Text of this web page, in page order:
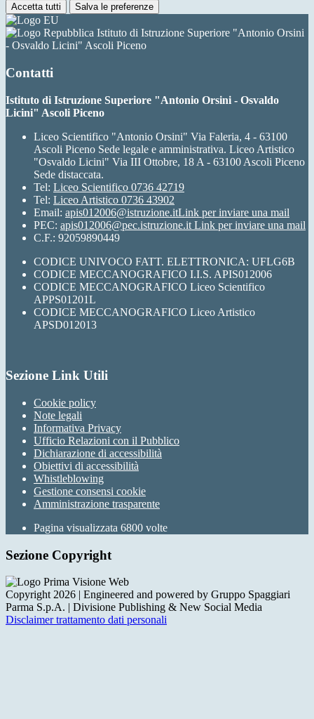
Accetta tutti Salva le preferenze
Istituto di Istruzione Superiore "Antonio Orsini
- Osvaldo Licini" Ascoli Piceno
Contatti
Istituto di Istruzione Superiore "Antonio Orsini - Osvaldo
Licini" Ascoli Piceno
Liceo Scientifico "Antonio Orsini" Via Faleria, 4 - 63100
Ascoli Piceno Sede legale e amministrativa. Liceo Artistico
"Osvaldo Licini" Via III Ottobre, 18 A - 63100 Ascoli Piceno
Sede distaccata.
Tel: Liceo Scientifico 0736 42719
Tel: Liceo Artistico 0736 43902
Email: apis012006@istruzione.itLink per inviare una mail
PEC: apis012006@pec.istruzione.it Link per inviare una mail
C.F.: 92059890449
CODICE UNIVOCO FATT. ELETTRONICA: UFLG6B
CODICE MECCANOGRAFICO I.I.S. APIS012006
CODICE MECCANOGRAFICO Liceo Scientifico
APPS01201L
CODICE MECCANOGRAFICO Liceo Artistico
APSD012013
Sezione Link Utili
Cookie policy
Note legali
Informativa Privacy
Ufficio Relazioni con il Pubblico
Dichiarazione di accessibilità
Obiettivi di accessibilità
Whistleblowing
Gestione consensi cookie
Amministrazione trasparente
Pagina visualizzata 6800 volte
Sezione Copyright
Copyright 2026 | Engineered and powered by Gruppo Spaggiari
Parma S.p.A. | Divisione Publishing & New Social Media
Disclaimer trattamento dati personali